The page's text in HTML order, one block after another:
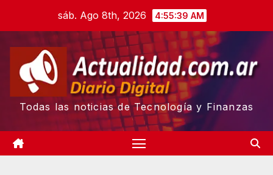
content
sáb. Ago 8th, 2026 4:55:40 AM
Todas las noticias de Tecnología y Finanzas